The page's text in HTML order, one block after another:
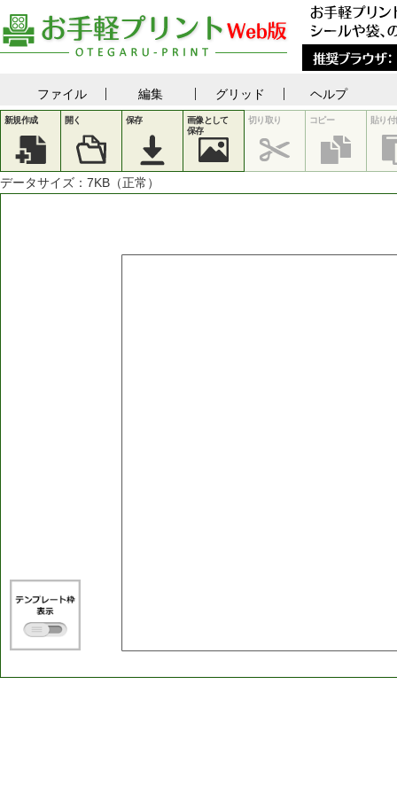
ファイル 編集 グリッド ヘルプ
新規作成 開く 保存
画像として
保存
切り取り コピー 貼り付
データサイズ： 7KB（正常）